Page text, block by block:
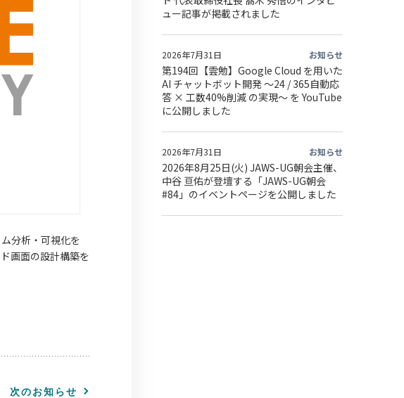
分析・可視化を
画面の設計構築を
次のお知らせ
ュー記事が掲載されました
2026年7月31日 お知らせ
第194回【雲勉】Google Cloud を用いた
AI チャットボット開発 〜24 / 365自動応
答 × 工数40%削減 の実現〜 を YouTube
に公開しました
2026年7月31日 お知らせ
2026年8月25日(火) JAWS-UG朝会主催、
中谷 亘佑が登壇する「JAWS-UG朝会
#84」のイベントページを公開しました